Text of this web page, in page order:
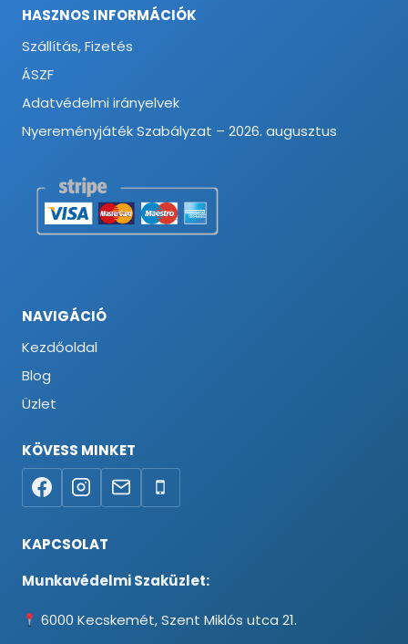
HASZNOS INFORMÁCIÓK
Szállítás, Fizetés
ÁSZF
Adatvédelmi irányelvek
Nyereményjáték Szabályzat – 2026. augusztus
NAVIGÁCIÓ
Kezdőoldal
Blog
Üzlet
KÖVESS MINKET
KAPCSOLAT
Munkavédelmi Szaküzlet:
6000 Kecskemét, Szent Miklós utca 21.